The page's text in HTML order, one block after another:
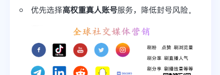
优先选择高权重真人账号服务，降低封号风险。